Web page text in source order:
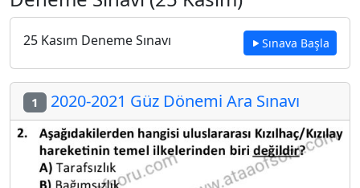
25 Kasım Deneme Sınavı Sınava Başla
1 2020-2021 Güz Dönemi Ara Sınavı